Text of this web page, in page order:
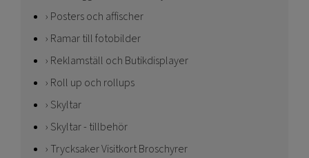
Posters och affischer
Ramar till fotobilder
Reklamställ och Butikdisplayer
Roll up och rollups
Skyltar
Skyltar - tillbehör
Trycksaker Visitkort Broschyrer